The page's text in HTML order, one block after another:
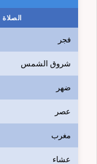
الصلاة
فجر
شروق الشمس
ضهر
عصر
مغرب
عشاء